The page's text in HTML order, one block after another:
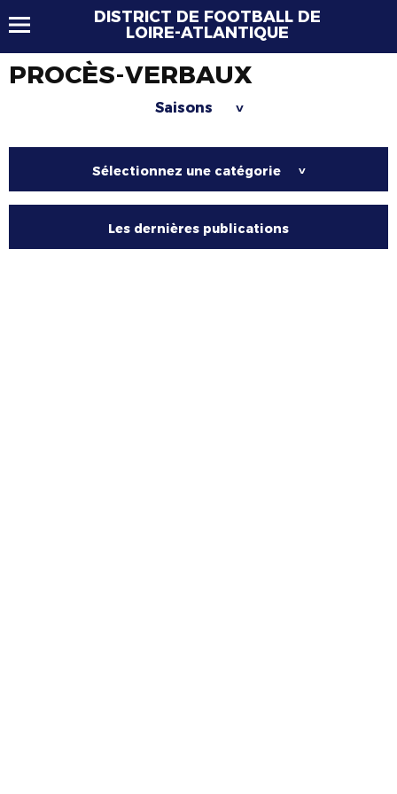
DISTRICT DE FOOTBALL DE
LOIRE-ATLANTIQUE
PROCÈS-VERBAUX
Saisons >
Sélectionnez une catégorie >
Les dernières publications